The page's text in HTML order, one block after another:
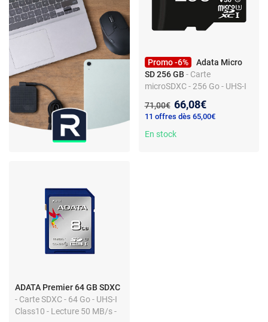
Promo -6%
Adata Micro
SD 256 GB - Carte
microSDXC - 256 Go - UHS-I
Adaptateur SD inclus - Adata
Ancien prix :
71,00€ Nouveau prix :
66,08€
11 offres dès 65,00€
En stock
ADATA Premier 64 GB SDXC
- Carte SDXC - 64 Go - UHS-I
Class10 - Lecture 50 MB/s -